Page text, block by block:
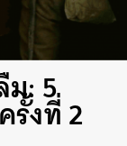
: 5
งที่ 2